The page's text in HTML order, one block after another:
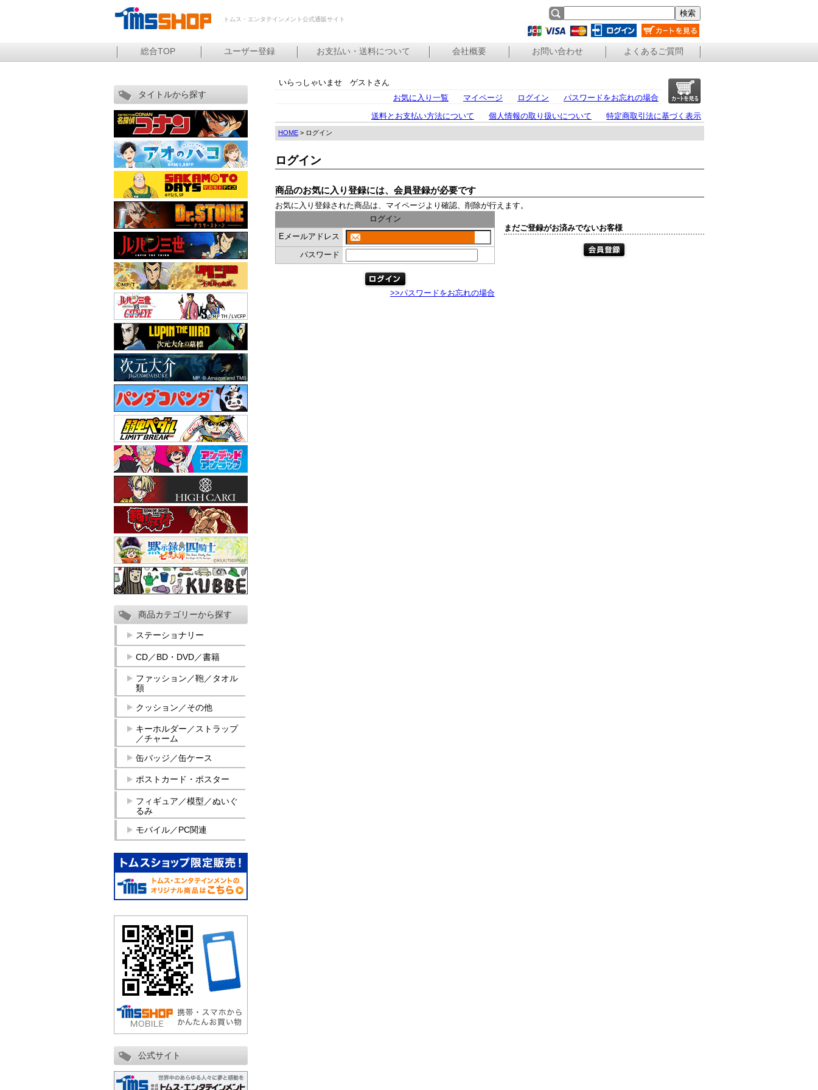
トムス・エンタテインメント公式通販サイト
総合TOP ユーザー登録 お支払い・送料について 会社概要 お問い合わせ よくあるご質問
タイトルから探す
商品カテゴリーから探す
ステーショナリー
CD／BD・DVD／書籍
ファッション／鞄／タオル
類
クッション／その他
キーホルダー／ストラップ
／チャーム
缶バッジ／缶ケース
ポストカード・ポスター
フィギュア／模型／ぬいぐ
るみ
モバイル／PC関連
公式サイト
いらっしゃいませ ゲストさん
お気に入り一覧
マイページ ログイン
パスワードをお忘れの場合
送料とお支払い方法について
個人情報の取り扱いについて 特定商取引法に基づく表示
HOME > ログイン
ログイン
商品のお気に入り登録には、会員登録が必要です
お気に入り登録された商品は、マイページより確認、削除が行えます。
ログイン
Eメールアドレス
パスワード
>>パスワードをお忘れの場合
まだご登録がお済みでないお客様